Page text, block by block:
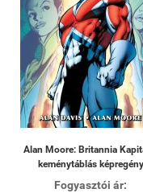
Alan Moore: Britannia
keménytáblás képregény
Fogyasztói ár: